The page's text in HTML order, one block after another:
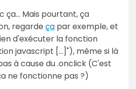
ça... Mais pourtant, ça
regarde ça par exemple, et
d'exécuter la fonction
javascript [...]"), même si là
à cause du .onclick (C'est
ne fonctionne pas ?)